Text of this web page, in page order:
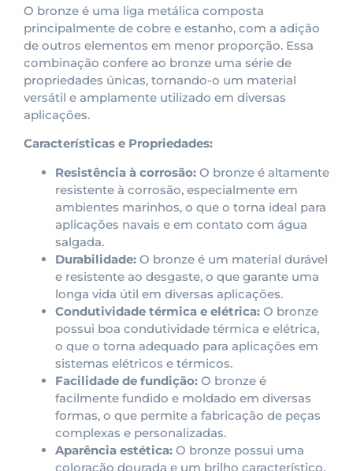
O bronze é uma liga metálica composta
principalmente de cobre e estanho, com a adição
de outros elementos em menor proporção. Essa
combinação confere ao bronze uma série de
propriedades únicas, tornando-o um material
versátil e amplamente utilizado em diversas
aplicações.
Características e Propriedades:
Resistência à corrosão: O bronze é altamente
resistente à corrosão, especialmente em
ambientes marinhos, o que o torna ideal para
aplicações navais e em contato com água
salgada.
Durabilidade: O bronze é um material durável
e resistente ao desgaste, o que garante uma
longa vida útil em diversas aplicações.
Condutividade térmica e elétrica: O bronze
possui boa condutividade térmica e elétrica,
o que o torna adequado para aplicações em
sistemas elétricos e térmicos.
Facilidade de fundição: O bronze é
facilmente fundido e moldado em diversas
formas, o que permite a fabricação de peças
complexas e personalizadas.
Aparência estética: O bronze possui uma
coloração dourada e um brilho característico,